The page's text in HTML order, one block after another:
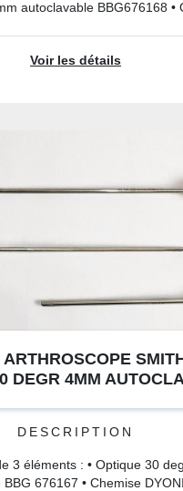
autoclavable BBG676168 •
Voir les détails
DEGR 4MM
DESCRIPTION
3 éléments : • Optique 30
676167 • Chemise